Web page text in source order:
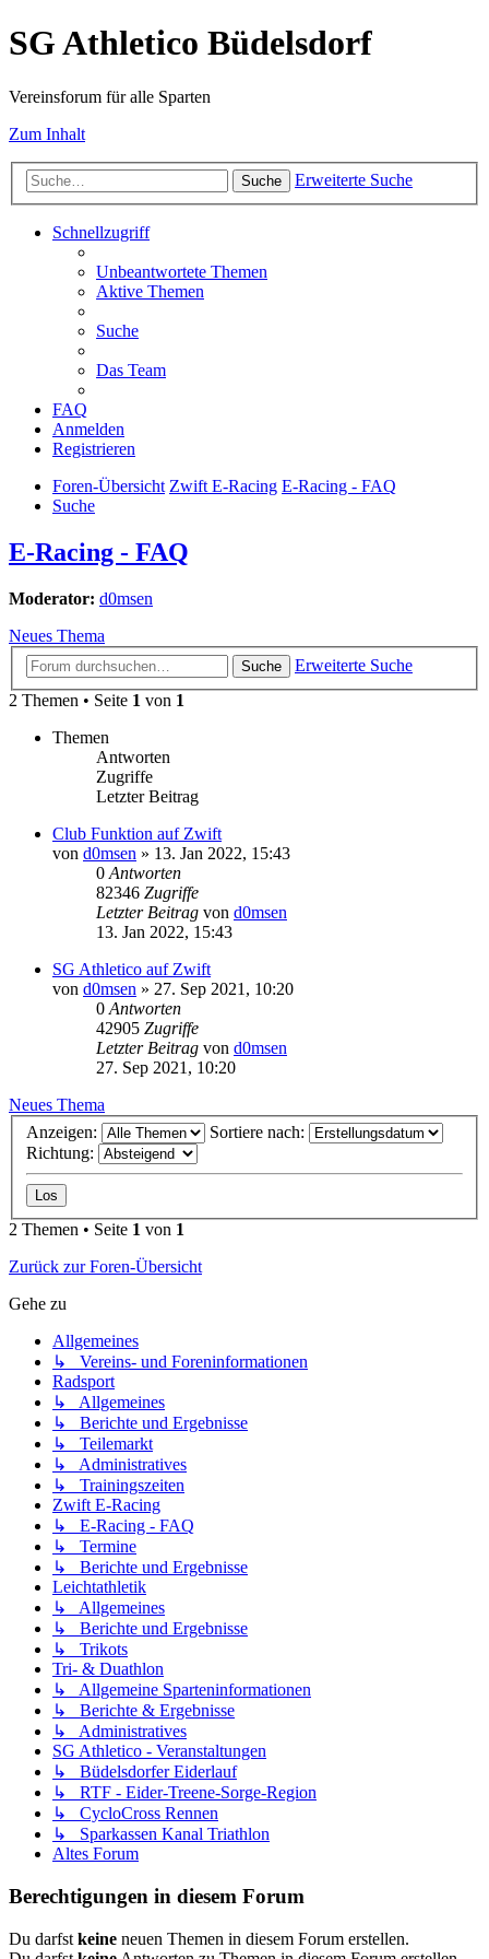
SG Athletico Büdelsdorf
Vereinsforum für alle Sparten
Zum Inhalt
Suche Erweiterte Suche
Schnellzugriff
Unbeantwortete Themen
Aktive Themen
Suche
Das Team
FAQ
Anmelden
Registrieren
Foren-Übersicht Zwift E-Racing E-Racing - FAQ
Suche
E-Racing - FAQ
Moderator: d0msen
Neues Thema
Suche
Erweiterte Suche
2 Themen • Seite 1 von 1
Themen
Antworten
Zugriffe
Letzter Beitrag
Club Funktion auf Zwift
von d0msen » 13. Jan 2022, 15:43
0 Antworten
82346 Zugriffe
Letzter Beitrag von d0msen
13. Jan 2022, 15:43
SG Athletico auf Zwift
von d0msen » 27. Sep 2021, 10:20
0 Antworten
42905 Zugriffe
Letzter Beitrag von d0msen
27. Sep 2021, 10:20
Neues Thema
Anzeigen:
Sortiere nach:
Richtung:
2 Themen • Seite 1 von 1
Zurück zur Foren-Übersicht
Gehe zu
Allgemeines
↳ Vereins- und Foreninformationen
Radsport
↳ Allgemeines
↳ Berichte und Ergebnisse
↳ Teilemarkt
↳ Administratives
↳ Trainingszeiten
Zwift E-Racing
↳ E-Racing - FAQ
↳ Termine
↳ Berichte und Ergebnisse
Leichtathletik
↳ Allgemeines
↳ Berichte und Ergebnisse
↳ Trikots
Tri- & Duathlon
↳ Allgemeine Sparteninformationen
↳ Berichte & Ergebnisse
↳ Administratives
SG Athletico - Veranstaltungen
↳ Büdelsdorfer Eiderlauf
↳ RTF - Eider-Treene-Sorge-Region
↳ CycloCross Rennen
↳ Sparkassen Kanal Triathlon
Altes Forum
Berechtigungen in diesem Forum
Du darfst keine neuen Themen in diesem Forum erstellen.